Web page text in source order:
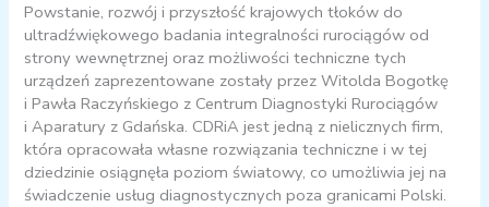
Powstanie, rozwój i przyszłość krajowych tłoków do
ultradźwiękowego badania integralności rurociągów od
strony wewnętrznej oraz możliwości techniczne tych
urządzeń zaprezentowane zostały przez Witolda Bogotkę
i Pawła Raczyńskiego z Centrum Diagnostyki Rurociągów
i Aparatury z Gdańska. CDRiA jest jedną z nielicznych firm,
która opracowała własne rozwiązania techniczne i w tej
dziedzinie osiągnęła poziom światowy, co umożliwia jej na
świadczenie usług diagnostycznych poza granicami Polski.